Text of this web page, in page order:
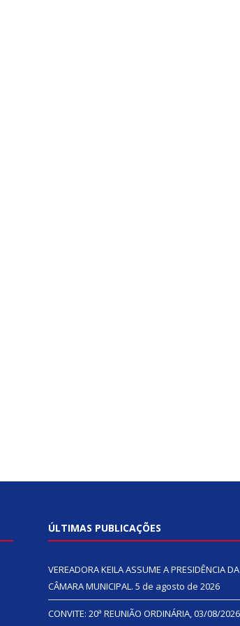
ÚLTIMAS PUBLICAÇÕES
VEREADORA KEILA ASSUME A PRESIDÊNCIA DA
CÂMARA MUNICIPAL. 5 de agosto de 2026
CONVITE: 20ª REUNIÃO ORDINÁRIA, 03/08/